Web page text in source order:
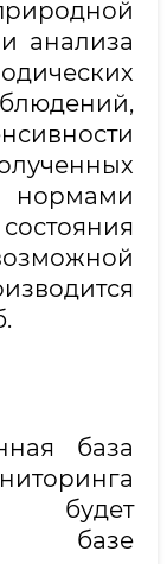
анализа
база
будет
базе